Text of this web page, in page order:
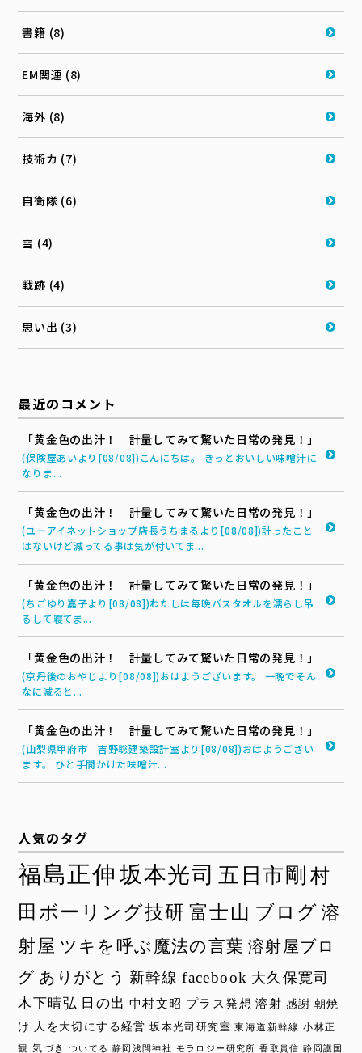
書籍 (8)
EM関連 (8)
海外 (8)
技術カ (7)
自衛隊 (6)
雪 (4)
戦跡 (4)
思い出 (3)
最近のコメント
「黄金色の出汁！ 計量してみて驚いた日常の発見！」
(保険屋あいより[08/08])こんにちは。 きっとおいしい味噌汁に
なりま...
「黄金色の出汁！ 計量してみて驚いた日常の発見！」
(ユーアイネットショップ店長うちまるより[08/08])計ったこと
はないけど減ってる事は気が付いてま...
「黄金色の出汁！ 計量してみて驚いた日常の発見！」
(ちごゆり嘉子より[08/08])わたしは毎晩バスタオルを濡らし吊
るして寝てま...
「黄金色の出汁！ 計量してみて驚いた日常の発見！」
(京丹後のおやじより[08/08])おはようございます。 一晩でそん
なに減ると...
「黄金色の出汁！ 計量してみて驚いた日常の発見！」
(山梨県甲府市 吉野聡建築設計室より[08/08])おはようござい
ます。 ひと手間かけた味噌汁...
人気のタグ
福島正伸 坂本光司 五日市剛 村
田ボーリング技研 富士山 ブログ 溶
射屋 ツキを呼ぶ魔法の言葉 溶射屋ブロ
グ ありがとう 新幹線 facebook 大久保寛司
木下晴弘 日の出 中村文昭 プラス発想 溶射 感謝 朝焼
け
人を大切にする経営 坂本光司研究室 東海道新幹線 小林正
観 気づき ついてる 静岡浅間神社 モラロジー研究所 香取貴信 静岡護国